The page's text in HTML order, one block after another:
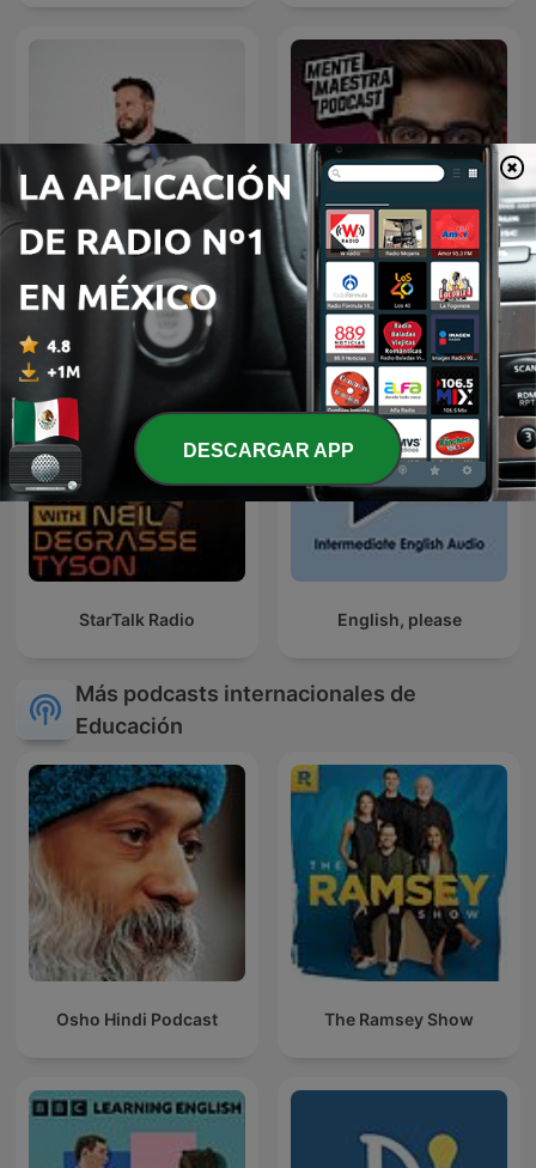
Diego Ruzzarin Mente Maestra Podcast
StarTalk Radio English, please
Más podcasts internacionales de
Educación
Osho Hindi Podcast The Ramsey Show
DESCARGAR APP